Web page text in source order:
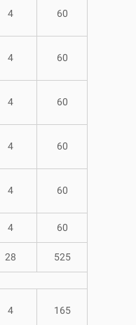
4 60
4 60
4 60
4 60
4 60
4 60
28 525
4 165